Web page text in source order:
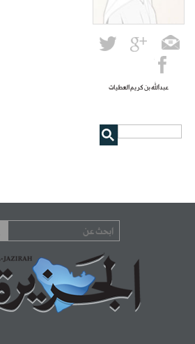
عبدالله بن كريم العطيات